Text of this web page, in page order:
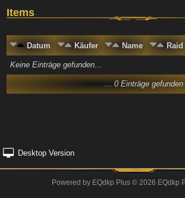
Items
Datum Käufer Name Raid
Keine Einträge gefunden...
... 0 Einträge gefunden
Desktop Version
Powered by EQdkp Plus© 2026 EQdkp